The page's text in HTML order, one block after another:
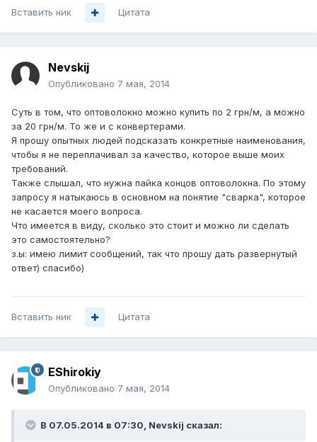
Вставить ник Цитата
Nevskij
Опубликовано 7 мая, 2014
Суть в том, что оптоволокно можно купить по 2 грн/м, а можно
за 20 грн/м. То же и с конвертерами.
Я прошу опытных людей подсказать конкретные наименования,
чтобы я не переплачивал за качество, которое выше моих
требований.
Также слышал, что нужна пайка концов оптоволокна. По этому
запросу я натыкаюсь в основном на понятие "сварка", которое
не касается моего вопроса.
Что имеется в виду, сколько это стоит и можно ли сделать
это самостоятельно?
з.ы: имею лимит сообщений, так что прошу дать развернутый
ответ) спасибо)
Вставить ник Цитата
EShirokiy
Опубликовано 7 мая, 2014
В 07.05.2014 в 07:30, Nevskij сказал: